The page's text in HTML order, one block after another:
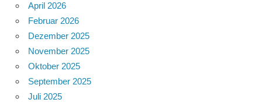
April 2026
Februar 2026
Dezember 2025
November 2025
Oktober 2025
September 2025
Juli 2025